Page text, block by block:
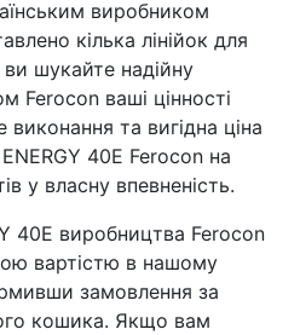
виробником
кілька лінійок для
шукайте надійну
Ferocon ваші цінності
виконання та вигідна ціна
40Е Ferocon на
у власну впевненість.
40Е виробництва Ferocon
вартістю в нашому
замовлення за
кошика. Якщо вам